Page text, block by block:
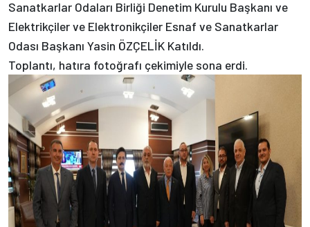
Sanatkarlar Odaları Birliği Denetim Kurulu Başkanı ve
Elektrikçiler ve Elektronikçiler Esnaf ve Sanatkarlar
Odası Başkanı Yasin ÖZÇELİK Katıldı.
Toplantı, hatıra fotoğrafı çekimiyle sona erdi.